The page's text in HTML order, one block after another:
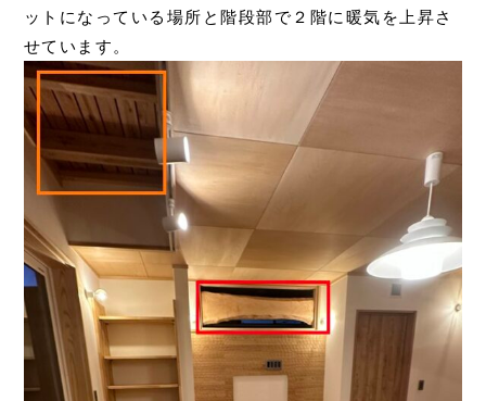
ットになっている場所と階段部で２階に暖気を上昇さ
せています。